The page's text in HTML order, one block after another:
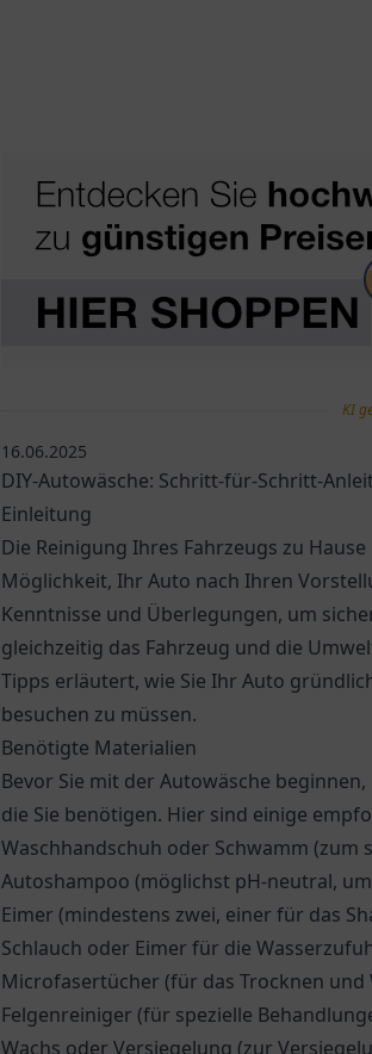
KI
16.06.2025
DIY-Autowäsche: Schritt-für-Schritt-
Einleitung
Die Reinigung Ihres Fahrzeugs zu
Möglichkeit, Ihr Auto nach Ihren
Kenntnisse und Überlegungen, um
gleichzeitig das Fahrzeug und die
Tipps erläutert, wie Sie Ihr Auto
besuchen zu müssen.
Benötigte Materialien
Bevor Sie mit der Autowäsche
die Sie benötigen. Hier sind einige
Waschhandschuh oder Schwamm (zum
Autoshampoo (möglichst pH-neutral,
Eimer (mindestens zwei, einer für das
Schlauch oder Eimer für die
Microfasertücher (für das Trocknen und
Felgenreiniger (für spezielle
Wachs oder Versiegelung (zur